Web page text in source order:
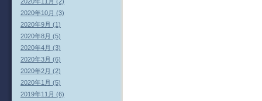
2020年10月 (3)
2020年9月 (1)
2020年8月 (5)
2020年4月 (3)
2020年3月 (6)
2020年2月 (2)
2020年1月 (5)
2019年11月 (6)